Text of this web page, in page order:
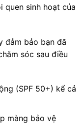
quen sinh hoạt của
đảm bảo bạn đã
sóc sau điều
(SPF 50+) kể cả
màng bảo vệ